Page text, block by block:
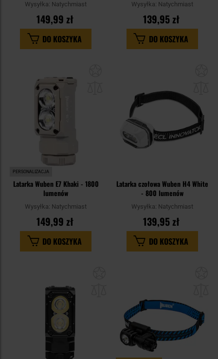
Wysyłka: Natychmiast
149,99 zł
DO KOSZYKA
Wysyłka: Natychmiast
139,95 zł
DO KOSZYKA
PERSONALIZACJA
Latarka Wuben E7 Khaki - 1800
lumenów
Wysyłka: Natychmiast
149,99 zł
DO KOSZYKA
Latarka czołowa Wuben H4 White
- 800 lumenów
Wysyłka: Natychmiast
139,95 zł
DO KOSZYKA